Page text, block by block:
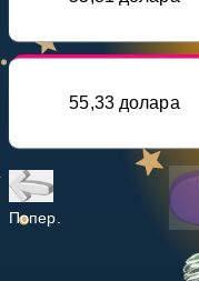
НАВЧАЛЬНИЙ ПЛАН
Увійти55,33 долара
Попер.